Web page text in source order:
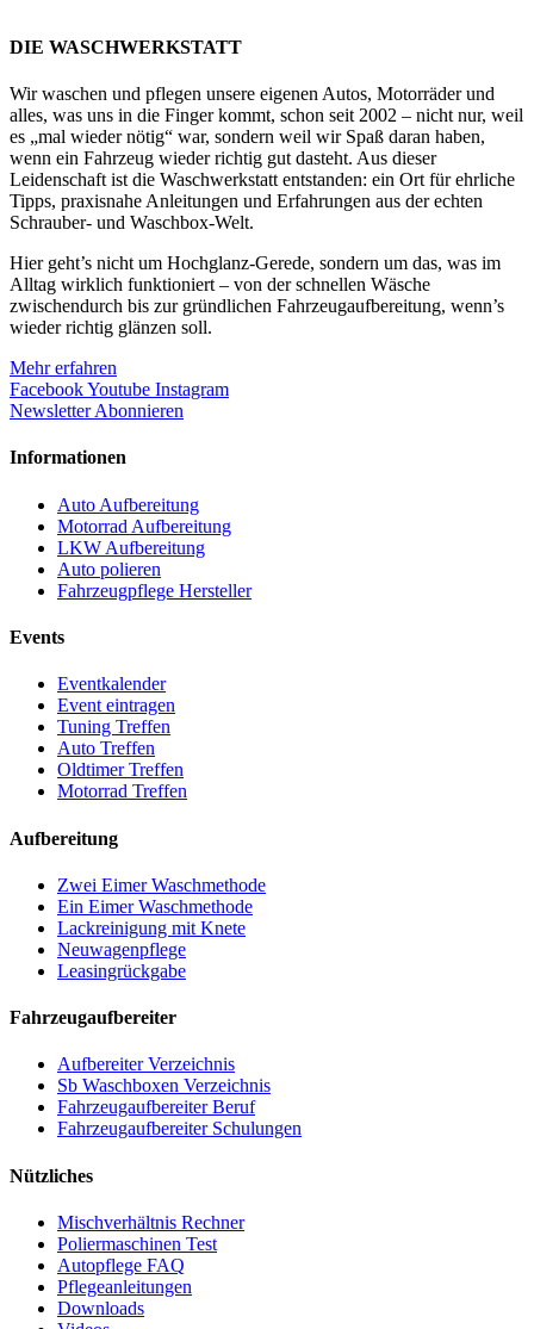
DIE WASCHWERKSTATT
Wir waschen und pflegen unsere eigenen Autos, Motorräder und
alles, was uns in die Finger kommt, schon seit 2002 – nicht nur, weil
es „mal wieder nötig“ war, sondern weil wir Spaß daran haben,
wenn ein Fahrzeug wieder richtig gut dasteht. Aus dieser
Leidenschaft ist die Waschwerkstatt entstanden: ein Ort für ehrliche
Tipps, praxisnahe Anleitungen und Erfahrungen aus der echten
Schrauber- und Waschbox-Welt.
Hier geht’s nicht um Hochglanz-Gerede, sondern um das, was im
Alltag wirklich funktioniert – von der schnellen Wäsche
zwischendurch bis zur gründlichen Fahrzeugaufbereitung, wenn’s
wieder richtig glänzen soll.
Mehr erfahren
FacebookYoutube Instagram
Newsletter Abonnieren
Informationen
Auto Aufbereitung
Motorrad Aufbereitung
LKW Aufbereitung
Auto polieren
Fahrzeugpflege Hersteller
Events
Eventkalender
Event eintragen
Tuning Treffen
Auto Treffen
Oldtimer Treffen
Motorrad Treffen
Aufbereitung
Zwei Eimer Waschmethode
Ein Eimer Waschmethode
Lackreinigung mit Knete
Neuwagenpflege
Leasingrückgabe
Fahrzeugaufbereiter
Aufbereiter Verzeichnis
Sb Waschboxen Verzeichnis
Fahrzeugaufbereiter Beruf
Fahrzeugaufbereiter Schulungen
Nützliches
Mischverhältnis Rechner
Poliermaschinen Test
Autopflege FAQ
Pflegeanleitungen
Downloads